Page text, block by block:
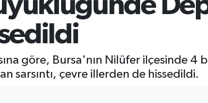
göre, Bursa'nın Nilüfer ilçesinde
sarsıntı, çevre illerden de hissedildi.